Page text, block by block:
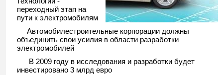
переходный этап на
пути к электромобилям
Автомобилестроительные корпорации должны
объединить свои усилия в области разработки
электромобилей
В 2009 году в исследования и разработки будет
инвестировано 3 млрд евро